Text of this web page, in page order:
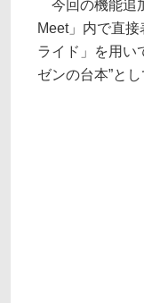
今回の機能追
Meet」内で直
ライド」を用い
ゼンの台本”と